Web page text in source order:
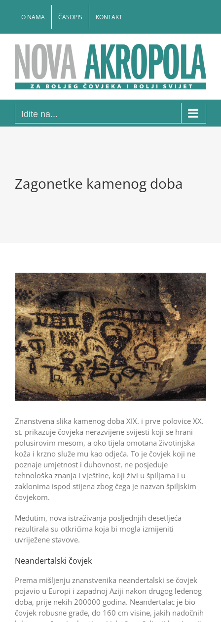
O NAMA ČASOPIS KONTAKT
Idite na...
Zagonetke kamenog doba
Znanstvena slika kamenog doba XIX. i prve polovice XX.
st. prikazuje čovjeka nerazvijene svijesti koji se hrani
polusirovim mesom, a oko tijela omotana životinjska
koža i krzno služe mu kao odjeća. To je čovjek koji ne
poznaje umjetnost i duhovnost, ne posjeduje
tehnološka znanja i vještine, koji živi u špiljama i u
zaklonima ispod stijena zbog čega je nazvan špiljskim
čovjekom.
Međutim, nova istraživanja posljednjih desetljeća
rezultirala su otkrićima koja bi mogla izmijeniti
uvriježene stavove.
Neandertalski čovjek
Prema mišljenju znanstvenika neandertalski se čovjek
pojavio u Europi i zapadnoj Aziji nakon drugog ledenog
doba, prije nekih 200000 godina. Neandertalac je bio
čovjek robusne građe, do 160 cm visine, jakih nadočnih